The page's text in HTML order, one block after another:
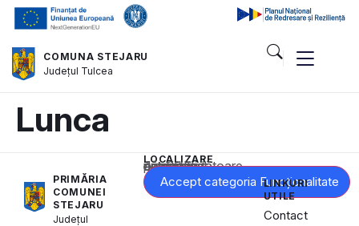
COMUNA STEJARU
Județul Tulcea
Lunca
PRIMĂRIA
COMUNEI
STEJARU
Județul
LOCALIZARE
Acest conținut este blocat până când acceptați categoria corespunzătoare de cookie-uri.
Accept categoria Funcționalitate
LINKURI
UTILE
Contact